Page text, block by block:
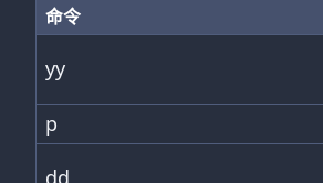
命令
yy
p
dd